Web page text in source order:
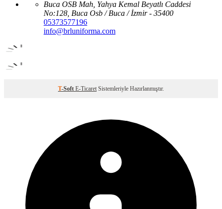
Buca OSB Mah, Yahya Kemal Beyatlı Caddesi
No:128, Buca Osb / Buca / İzmir - 35400
05373577196
info@brluniforma.com
T-Soft E-Ticaret Sistemleriyle Hazırlanmıştır.